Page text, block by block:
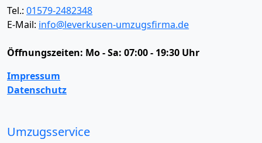
Tel.: 01579-2482348
E-Mail: info@leverkusen-umzugsfirma.de
Öffnungszeiten: Mo - Sa: 07:00 - 19:30 Uhr
Impressum
Datenschutz
Umzugsservice